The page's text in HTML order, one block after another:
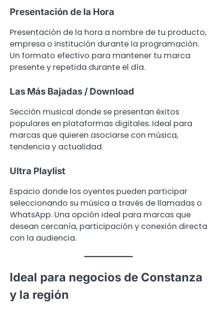
Presentación de la Hora
Presentación de la hora a nombre de tu producto,
empresa o institución durante la programación.
Un formato efectivo para mantener tu marca
presente y repetida durante el día.
Las Más Bajadas / Download
Sección musical donde se presentan éxitos
populares en plataformas digitales. Ideal para
marcas que quieren asociarse con música,
tendencia y actualidad.
Ultra Playlist
Espacio donde los oyentes pueden participar
seleccionando su música a través de llamadas o
WhatsApp. Una opción ideal para marcas que
desean cercanía, participación y conexión directa
con la audiencia.
Ideal para negocios de Constanza
y la región